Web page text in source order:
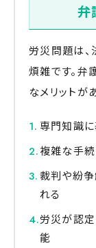
弁
労災問題は、
煩雑です。弁
なメリットが
専門知識
複雑な手
裁判や紛
れる
労災が認
能